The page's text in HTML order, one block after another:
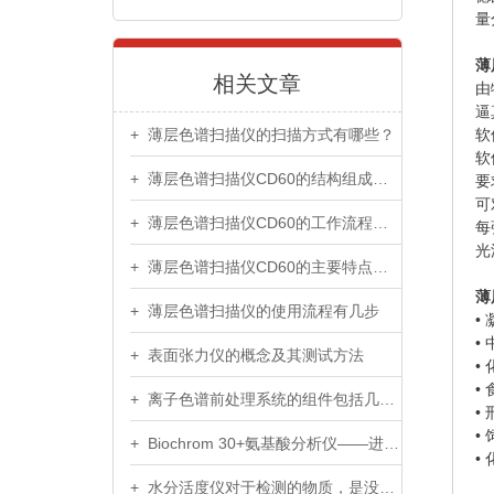
相关文章
+ 薄层色谱扫描仪的扫描方式有哪些？
+ 薄层色谱扫描仪的使用流程有几步
+ 表面张力仪的概念及其测试方法
量
薄
逼
软
软
要
可
每
光
薄
•
•
•
•
•
•
•